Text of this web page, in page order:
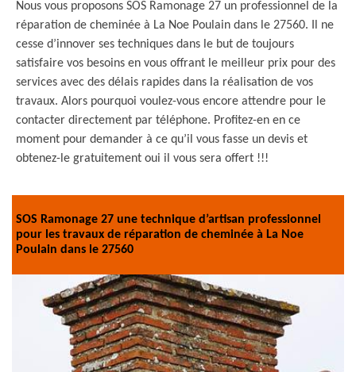
Nous vous proposons SOS Ramonage 27 un professionnel de la
réparation de cheminée à La Noe Poulain dans le 27560. Il ne
cesse d’innover ses techniques dans le but de toujours
satisfaire vos besoins en vous offrant le meilleur prix pour des
services avec des délais rapides dans la réalisation de vos
travaux. Alors pourquoi voulez-vous encore attendre pour le
contacter directement par téléphone. Profitez-en en ce
moment pour demander à ce qu’il vous fasse un devis et
obtenez-le gratuitement oui il vous sera offert !!!
SOS Ramonage 27 une technique d’artisan professionnel
pour les travaux de réparation de cheminée à La Noe
Poulain dans le 27560